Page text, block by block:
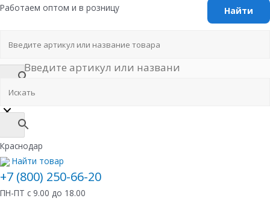
Перейти
Работаем оптом и в розницу
Краснодар
Найти товар
+7 (800) 250-66-20
ПН-ПТ с 9.00 до 18.00